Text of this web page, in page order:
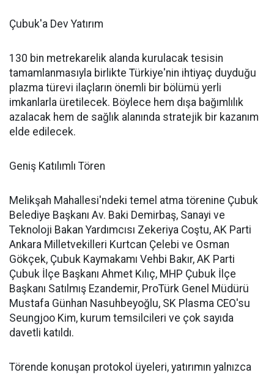
Çubuk'a Dev Yatırım
130 bin metrekarelik alanda kurulacak tesisin
tamamlanmasıyla birlikte Türkiye'nin ihtiyaç duyduğu
plazma türevi ilaçların önemli bir bölümü yerli
imkanlarla üretilecek. Böylece hem dışa bağımlılık
azalacak hem de sağlık alanında stratejik bir kazanım
elde edilecek.
Geniş Katılımlı Tören
Melikşah Mahallesi'ndeki temel atma törenine Çubuk
Belediye Başkanı Av. Baki Demirbaş, Sanayi ve
Teknoloji Bakan Yardımcısı Zekeriya Coştu, AK Parti
Ankara Milletvekilleri Kurtcan Çelebi ve Osman
Gökçek, Çubuk Kaymakamı Vehbi Bakır, AK Parti
Çubuk İlçe Başkanı Ahmet Kılıç, MHP Çubuk İlçe
Başkanı Satılmış Ezandemir, ProTürk Genel Müdürü
Mustafa Günhan Nasuhbeyoğlu, SK Plasma CEO'su
Seungjoo Kim, kurum temsilcileri ve çok sayıda
davetli katıldı.
Törende konuşan protokol üyeleri, yatırımın yalnızca